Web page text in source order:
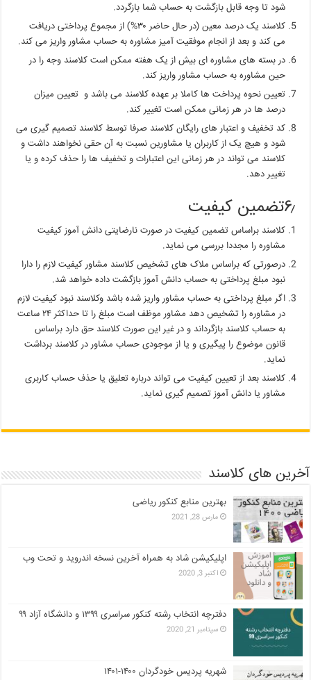
شود تا وجه قابل بازگشت به حساب شما بازگردد.
کلاسند یک درصد معین (در حال حاضر ۳۰%) از مجموع پرداختی دریافت
می کند و بعد از انجام موفقیت آمیز مشاوره به حساب مشاور واریز می کند.
در بسته های مشاوره ای بیش از یک هفته ممکن است کلاسند وجه را در
حین مشاوره به حساب مشاور واریز کند.
تعیین نحوه پرداخت ها کاملا بر عهده کلاسند می باشد و تعیین میزان
درصد ها در هر زمانی ممکن است تغییر کند.
کد تخفیف و اعتبار های رایگان کلاسند صرفا توسط کلاسند تصمیم گیری می
شود و هیچ یک از کاربران یا مشاورین نسبت به آن حقی نخواهند داشت و
کلاسند می تواند در هر زمانی این اعتبارات و تخفیف ها را حذف کرده و یا
تغییر دهد.
۶٫تضمین کیفیت
کلاسند براساس تضمین کیفیت در صورت نارضایتی دانش آموز کیفیت
مشاوره را مجددا بررسی می نماید.
درصورتی که براساس ملاک های تشخیص کلاسند مشاور کیفیت لازم را دارا
نبود مبلغ پرداختی به حساب دانش آموز بازگشت داده خواهد شد.
اگر مبلغ پرداختی به حساب مشاور واریز شده باشد وکلاسند نبود کیفیت لازم
در مشاوره را تشخیص دهد مشاور موظف است مبلغ را تا حداکثر ۲۴ ساعت
به حساب کلاسند بازگرداند و در غیر این صورت کلاسند حق دارد براساس
قانون موضوع را پیگیری و یا از موجودی حساب مشاور در کلاسند برداشت
نماید.
کلاسند بعد از تعیین کیفیت می تواند درباره تعلیق یا حذف حساب کاربری
مشاور یا دانش آموز تصمیم گیری نماید.
آخرین های کلاسند
بهترین منابع کنکور ریاضی
مارس 28, 2021
اپلیکیشن شاد به همراه آخرین نسخه اندروید و تحت وب
اکتبر 3, 2020
دفترچه انتخاب رشته کنکور سراسری ۱۳۹۹ و دانشگاه آزاد ۹۹
سپتامبر 21, 2020
شهریه پردیس خودگردان ۱۴۰۰-۱۴۰۱